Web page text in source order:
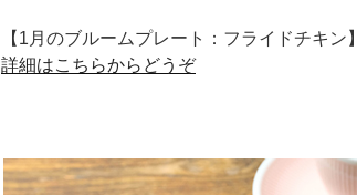
【1月のブルームプレート：フライドチキン】
詳細はこちらからどうぞ